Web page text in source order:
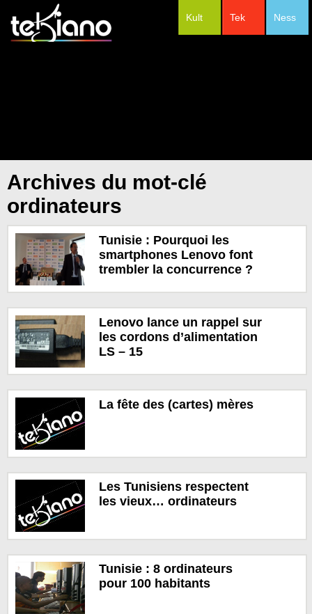
Ness
Tek
Kult
Archives du mot-clé
ordinateurs
Tunisie : Pourquoi les
smartphones Lenovo font
trembler la concurrence ?
Lenovo lance un rappel sur
les cordons d’alimentation
LS – 15
La fête des (cartes) mères
Les Tunisiens respectent
les vieux… ordinateurs
Tunisie : 8 ordinateurs
pour 100 habitants